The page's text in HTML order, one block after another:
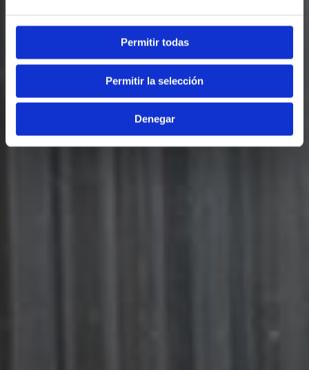
Permitir todas
Permitir la selección
Denegar